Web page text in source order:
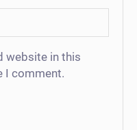
website in this
I comment.